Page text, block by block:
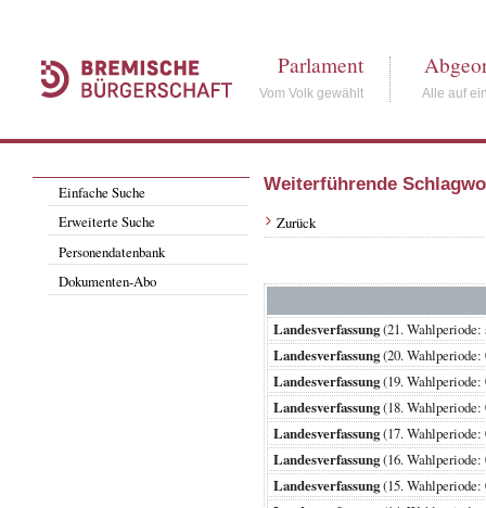
Parlament
Vom Volk gewählt Alle auf
Einfache Suche
Erweiterte Suche
Personendatenbank
Dokumenten-Abo
Weiterführende
Zurück
Landesverfassung(21.
Landesverfassung(20.
Landesverfassung(19.
Landesverfassung(18.
Landesverfassung(17.
Landesverfassung(16.
Landesverfassung(15.